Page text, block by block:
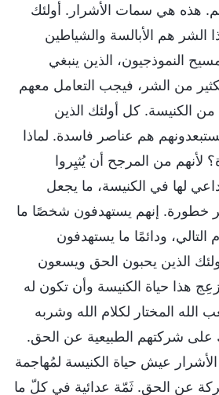
هذه هي سمات الأشرار. أولئك
الشر هم الأبالسة والشياطين
النموذجيون، الذين ينبغي
من الشر، فيجب التعامل معهم
الكنيسة. كل أولئك الذين
هم عناصر فاسدة. لماذا
لأنهم من المرجح أن يُثيِروا
لها في الكنيسة، ما يجعل
خطورة. إنهم يستهدفون شخصًا ما
ودائمًا ما يستهدفون
الذين يحبون الحق ويسعون
هذا حياة الكنيسة وأن تكون له
المختار لكلام الله وشربه
شركتهم الطبيعية عن الحق.
عيش حياة الكنيسة لمُهاجمة
عن الحق. ثَمّة عدائية في كلّ ما